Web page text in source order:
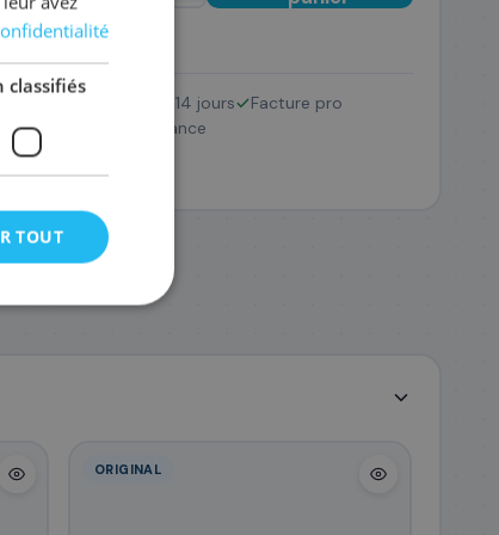
Retour 14 jours
Facture pro
SAV France
ORIGINAL
classifiés
TOUT